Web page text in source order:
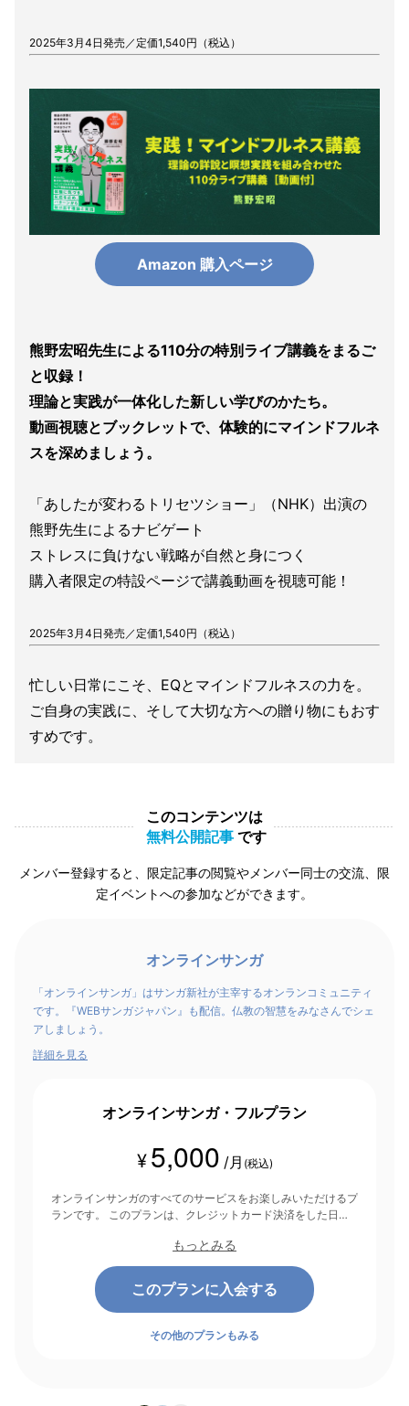
2025年3月4日発売／定価1,540円（税込）
Amazon 購入ページ
熊野宏昭先生による110分の特別ライブ講義をまるご
と収録！
理論と実践が一体化した新しい学びのかたち。
動画視聴とブックレットで、体験的にマインドフルネ
スを深めましょう。
「あしたが変わるトリセツショー」（NHK）出演の
熊野先生によるナビゲート
ストレスに負けない戦略が自然と身につく
購入者限定の特設ページで講義動画を視聴可能！
2025年3月4日発売／定価1,540円（税込）
忙しい日常にこそ、EQとマインドフルネスの力を。
ご自身の実践に、そして大切な方への贈り物にもおす
すめです。
このコンテンツは
無料公開記事 です
メンバー登録すると、限定記事の閲覧やメンバー同士の交流、限
定イベントへの参加などができます。
オンラインサンガ
「オンラインサンガ」はサンガ新社が主宰するオンランコミュニティ
です。『WEBサンガジャパン』も配信。仏教の智慧をみなさんでシェ
アしましょう。
詳細を見る
オンラインサンガ・フルプラン
¥ 5,000 /月 (税込)
オンラインサンガのすべてのサービスをお楽しみいただけるプ
ランです。 このプランは、クレジットカード決済をした日を
もっとみる
このプランに入会する
その他のプランもみる